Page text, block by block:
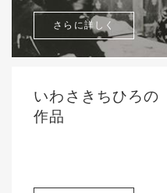
さらに詳しく
いわさきちひろの
作品